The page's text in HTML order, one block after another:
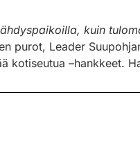
kuin
purot, Leader
kotiseutua –hankkeet.